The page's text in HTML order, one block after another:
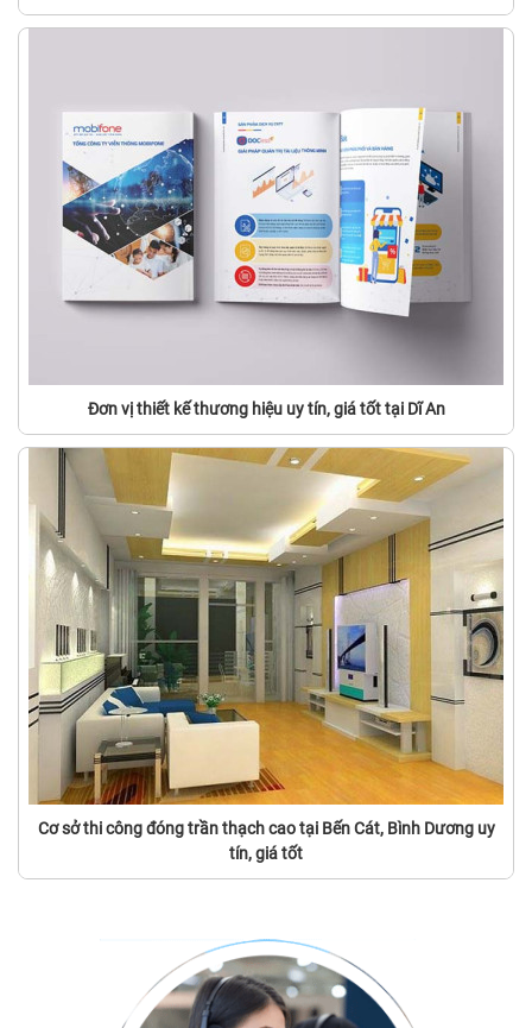
Đơn vị thiết kế thương hiệu uy tín, giá tốt tại Dĩ An
Cơ sở thi công đóng trần thạch cao tại Bến Cát, Bình Dương uy
tín, giá tốt